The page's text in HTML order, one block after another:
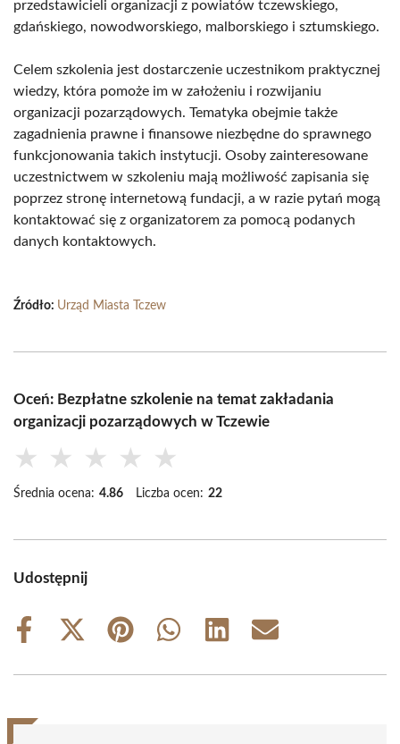
przedstawicieli organizacji z powiatów tczewskiego,
gdańskiego, nowodworskiego, malborskiego i sztumskiego.
Celem szkolenia jest dostarczenie uczestnikom praktycznej
wiedzy, która pomoże im w założeniu i rozwijaniu
organizacji pozarządowych. Tematyka obejmie także
zagadnienia prawne i finansowe niezbędne do sprawnego
funkcjonowania takich instytucji. Osoby zainteresowane
uczestnictwem w szkoleniu mają możliwość zapisania się
poprzez stronę internetową fundacji, a w razie pytań mogą
kontaktować się z organizatorem za pomocą podanych
danych kontaktowych.
Źródło: Urząd Miasta Tczew
Oceń: Bezpłatne szkolenie na temat zakładania
organizacji pozarządowych w Tczewie
★ ★ ★ ★ ★
Średnia ocena: 4.86 Liczba ocen: 22
Udostępnij
Share
Share
(Twitter)
Share
Share
Share
Share